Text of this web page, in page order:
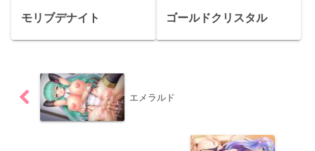
モリブデナイト ゴールドクリスタル
エメラルド